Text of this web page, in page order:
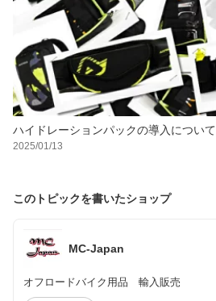
ハイドレーションパックの導入について
2025/01/13
このトピックを書いたショップ
MC-Japan
オフロードバイク用品 輸入販売